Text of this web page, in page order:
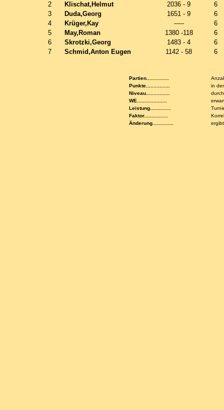
2
Klischat,Helmut 2036 - 9
6
3
Duda,Georg 1651 - 9
6
4
Krüger,Kay -----
6
5
May,Roman 1380 -118
6
6
Skrotzki,Georg 1483 - 4
6
7
Schmid,Anton Eugen 1142 - 58 6
Partien...............
Punkte................
in
Niveau................
WE....................
Leistung..............
Faktor................
Änderung..............